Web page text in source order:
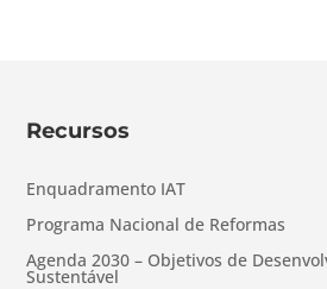
Recursos
Enquadramento IAT
Programa Nacional de Reformas
Agenda 2030 – Objetivos de
Sustentável